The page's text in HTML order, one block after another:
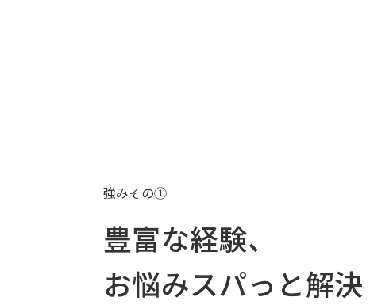
強みその①
豊富な経験、
お悩みスパっと解決